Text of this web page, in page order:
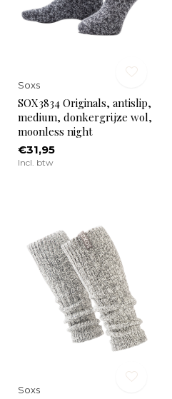
Soxs
SOX3834 Originals, antislip,
medium, donkergrijze wol,
moonless night
€31,95
Incl. btw
Soxs